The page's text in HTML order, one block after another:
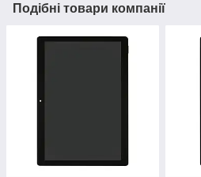
Подібні товари компанії